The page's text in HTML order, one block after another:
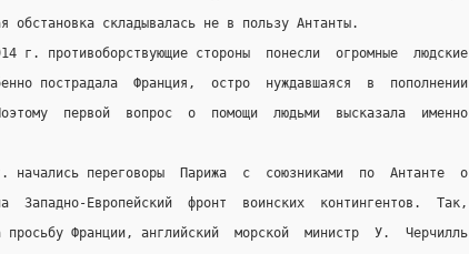
обстановка складывалась не в пользу Антанты.
г. противоборствующие стороны  понесли  огромные  людские
пострадала  Франция,  остро  нуждавшаяся  в  пополнении
первой  вопрос  о  помощи  людьми  высказала  именно
начались переговоры  Парижа  с  союзниками  по  Антанте  о
Западно-Европейский  фронт  воинских  контингентов.  Так,
просьбу Франции, английский  морской  министр  У.  Черчилль